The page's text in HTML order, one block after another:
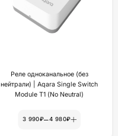
Реле одноканальное (без
нейтрали) | Aqara Single Switch
Module T1 (No Neutral)
3 990₽–4 980₽